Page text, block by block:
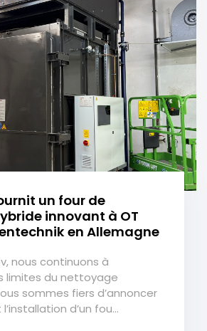
un four de
innovant à OT
en Allemagne
nous continuons à
limites du nettoyage
sommes fiers d’annoncer
d’un fou...